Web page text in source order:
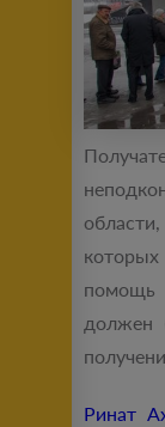
помощь
должен
Ринат